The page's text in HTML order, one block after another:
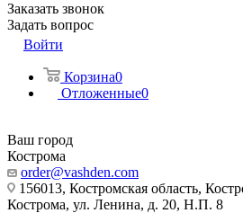
Заказать звонок
Задать вопрос
Войти
Корзина0
Отложенные0
Ваш город
Кострома
order@vashden.com
156013, Костромская область,
Кострома, ул. Ленина, д. 20, Н.П. 8